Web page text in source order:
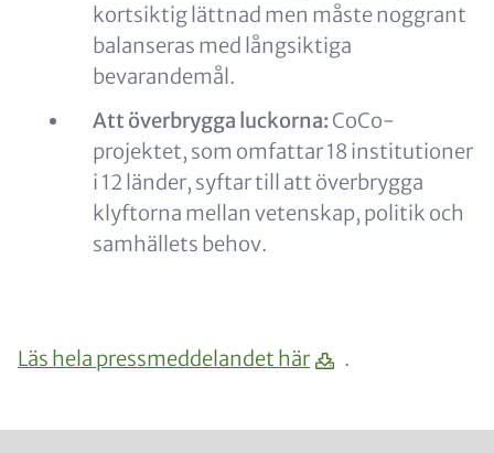
kortsiktig lättnad men måste noggrant
balanseras med långsiktiga
bevarandemål.
Att överbrygga luckorna: CoCo-
projektet, som omfattar 18 institutioner
i 12 länder, syftar till att överbrygga
klyftorna mellan vetenskap, politik och
samhällets behov.
Läs hela pressmeddelandet här .